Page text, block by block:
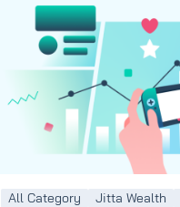
All Category Jitta Wealth